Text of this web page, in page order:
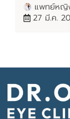
แพทย์หญิ
27 มี.ค.